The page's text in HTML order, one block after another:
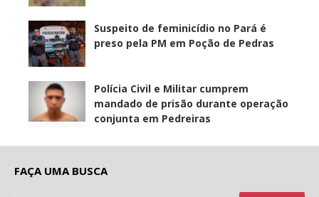
Suspeito de feminicídio no Pará é
preso pela PM em Poção de Pedras
Polícia Civil e Militar cumprem
mandado de prisão durante operação
conjunta em Pedreiras
FAÇA UMA BUSCA